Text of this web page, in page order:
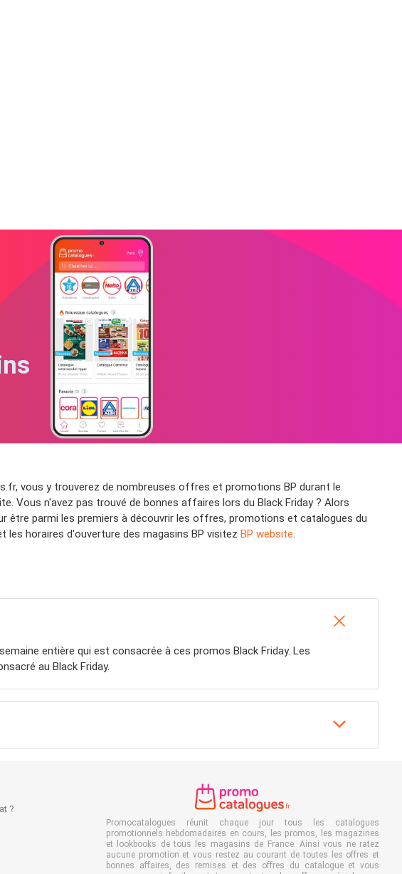
vous y trouverez de nombreuses offres et promotions BP durant le
Vous n'avez pas trouvé de bonnes affaires lors du Black Friday ? Alors
être parmi les premiers à découvrir les offres, promotions et catalogues du
les horaires d'ouverture des magasins BP visitez BP website.
entière qui est consacrée à ces promos Black Friday. Les
au Black Friday.
?
Promocatalogues réunit chaque jour tous les catalogues
promotionnels hebdomadaires en cours, les promos, les magazines
et lookbooks de tous les magasins de France. Ainsi vous ne ratez
aucune promotion et vous restez au courant de toutes les offres et
bonnes affaires, des remises et des offres du catalogue et vous